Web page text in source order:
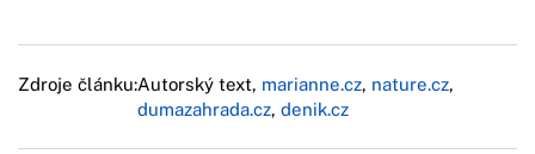
Zdroje článku:Autorský text, marianne.cz, nature.cz,
dumazahrada.cz, denik.cz